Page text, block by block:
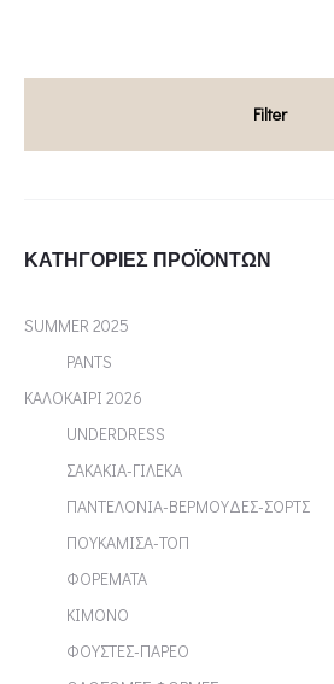
Filter
ΚΑΤΗΓΟΡΊΕΣ ΠΡΟΪΌΝΤΩΝ
SUMMER 2025
PANTS
ΚΑΛΟΚΑΙΡΙ 2026
UNDERDRESS
ΣΑΚΑΚΙΑ-ΓΙΛΕΚΑ
ΠΑΝΤΕΛΟΝΙΑ-ΒΕΡΜΟΥΔΕΣ-ΣΟΡΤΣ
ΠΟΥΚΑΜΙΣΑ-ΤΟΠ
ΦΟΡΕΜΑΤΑ
ΚΙΜΟΝΟ
ΦΟΥΣΤΕΣ-ΠΑΡΕΟ